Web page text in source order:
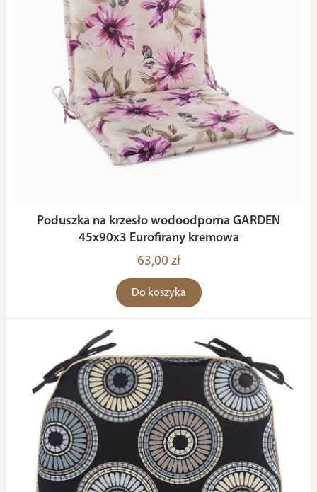
Poduszka na krzesło wodoodporna GARDEN
45x90x3 Eurofirany kremowa
63,00 zł
Do koszyka